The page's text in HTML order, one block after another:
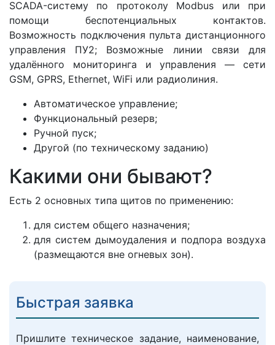
SCADA-систему по протоколу Modbus или при
помощи беспотенциальных контактов.
Возможность подключения пульта дистанционного
управления ПУ2; Возможные линии связи для
удалённого мониторинга и управления — сети
GSM, GPRS, Ethernet, WiFi или радиолиния.
Автоматическое управление;
Функциональный резерв;
Ручной пуск;
Другой (по техническому заданию)
Какими они бывают?
Есть 2 основных типа щитов по применению:
для систем общего назначения;
для систем дымоудаления и подпора воздуха
(размещаются вне огневых зон).
Быстрая заявка
Пришлите техническое задание, наименование,